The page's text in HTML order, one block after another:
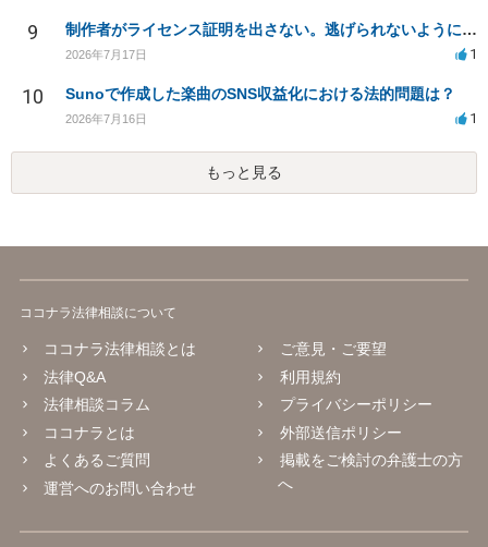
9 制作者がライセンス証明を出さない。逃げられないように、今すぐ法的に何をすべきか
2026年7月17日 1
10 Sunoで作成した楽曲のSNS収益化における法的問題は？
2026年7月16日 1
もっと見る
ココナラ法律相談について
ココナラ法律相談とは
法律Q&A
法律相談コラム
ココナラとは
よくあるご質問
運営へのお問い合わせ
ご意見・ご要望
利用規約
プライバシーポリシー
外部送信ポリシー
掲載をご検討の弁護士の方
へ